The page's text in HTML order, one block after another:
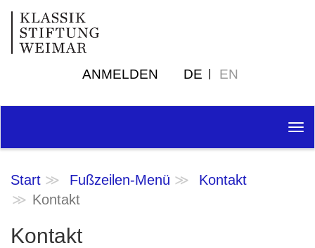
ANMELDEN DE EN
Start Fußzeilen-Menü
Kontakt
Kontakt
Kontakt